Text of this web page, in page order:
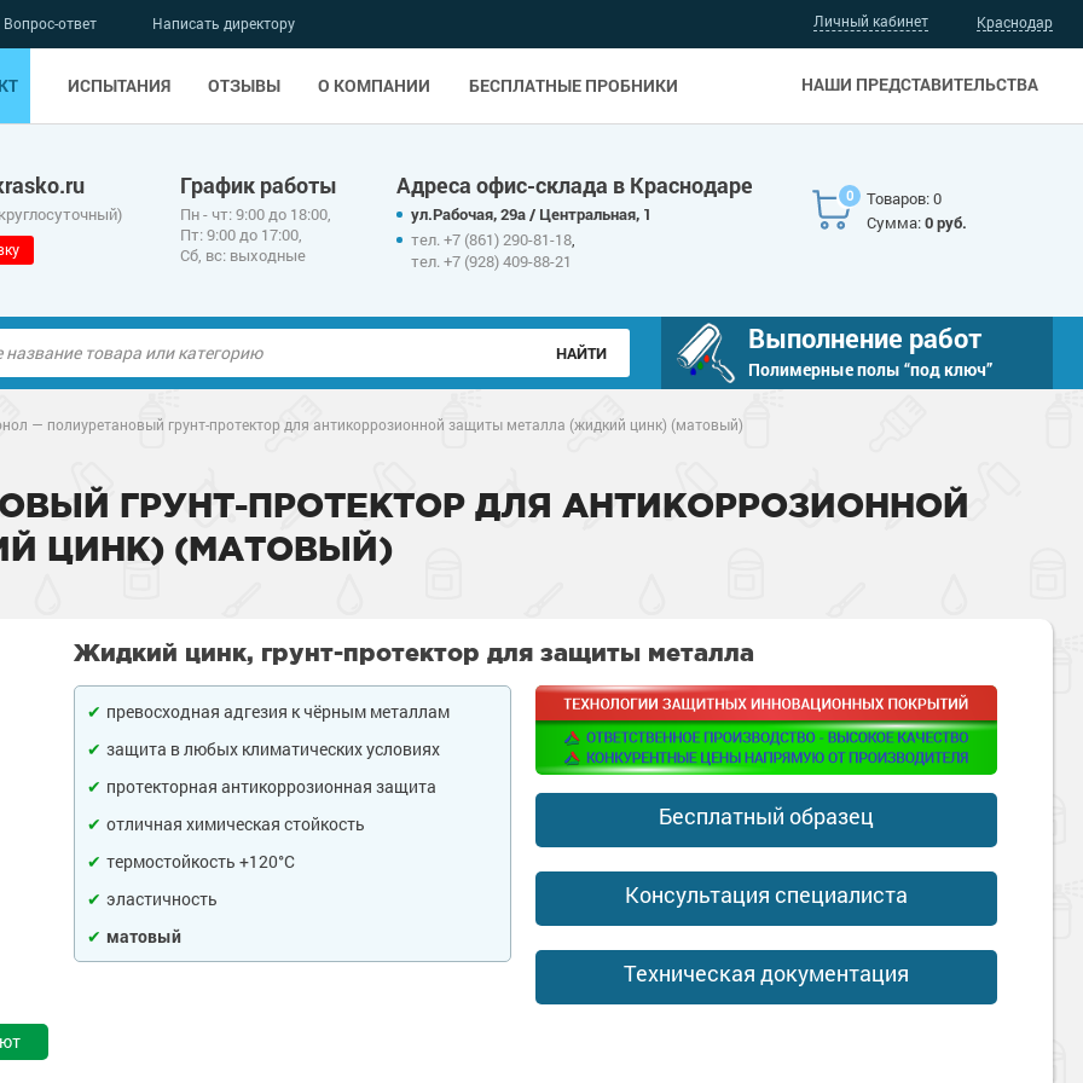
Личный кабинет
НАШИ ПРЕДСТАВИТЕЛЬСТВА
Вопрос-ответ Написать директору
ИСПЫТАНИЯ ОТЗЫВЫ О КОМПАНИИ БЕСПЛАТНЫЕ ПРОБНИКИ
Краснодар
График работы
Пн - чт: 9:00 до 18:00,
Пт: 9:00 до 17:00,
Сб, вс: выходные
Адреса офис-склада в Краснодаре
ул.Рабочая, 29а / Центральная, 1
тел. +7 (861) 290-81-18,
тел. +7 (928) 409-88-21
0
Товаров: 0
Сумма:0 руб.
Выполнение работ
Полимерные полы “под ключ”
полы
наливные
металлу
металла
краски
эмали
товары
дерева
товары
товары
и потолков
для бассейна
товары
товары
— полиуретановый грунт-протектор для антикоррозионной защиты металла (жидкий цинк) (матовый)
ГРУНТ-ПРОТЕКТОР ДЛЯ АНТИКОРРОЗИОННОЙ
ЦИНК) (МАТОВЫЙ)
Жидкий цинк, грунт-протектор для защиты металла
превосходная адгезия к чёрным металлам
защита в любых климатических условиях
протекторная антикоррозионная защита
отличная химическая стойкость
термостойкость +120°С
эластичность
матовый
Бесплатный образец
Консультация специалиста
Техническая документация